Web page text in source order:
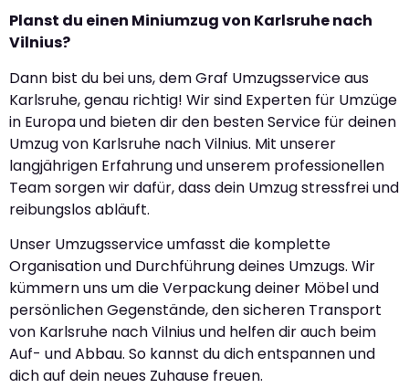
Planst du einen Miniumzug von Karlsruhe nach
Vilnius?
Dann bist du bei uns, dem Graf Umzugsservice aus
Karlsruhe, genau richtig! Wir sind Experten für Umzüge
in Europa und bieten dir den besten Service für deinen
Umzug von Karlsruhe nach Vilnius. Mit unserer
langjährigen Erfahrung und unserem professionellen
Team sorgen wir dafür, dass dein Umzug stressfrei und
reibungslos abläuft.
Unser Umzugsservice umfasst die komplette
Organisation und Durchführung deines Umzugs. Wir
kümmern uns um die Verpackung deiner Möbel und
persönlichen Gegenstände, den sicheren Transport
von Karlsruhe nach Vilnius und helfen dir auch beim
Auf- und Abbau. So kannst du dich entspannen und
dich auf dein neues Zuhause freuen.